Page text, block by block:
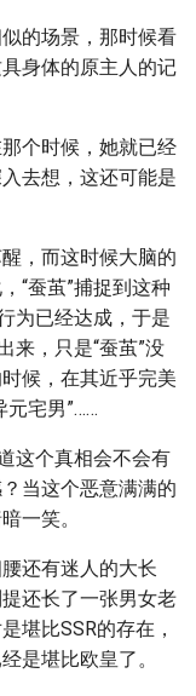
的场景，那时候看
身体的原主人的记
个时候，她就已经
去想，这还可能是
，而这时候大脑的
“蚕茧”捕捉到这种
为已经达成，于是
来，只是“蚕茧”没
候，在其近乎完美
元宅男”……
这个真相会不会有
当这个恶意满满的
一笑。
还有迷人的大长
还长了一张男女老
堪比SSR的存在，
是堪比欧皇了。